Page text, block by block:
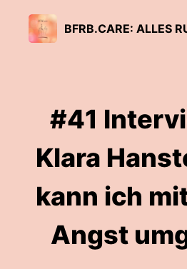
#41
Klara
kann ich
Angst